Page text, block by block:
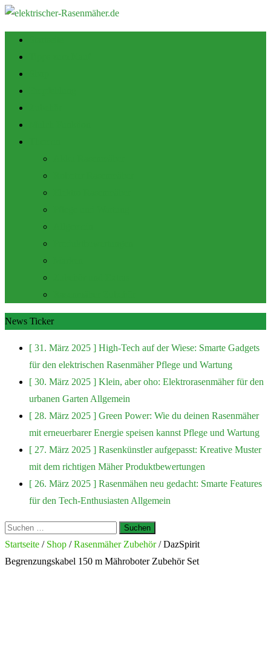
News Ticker
[ 31. März 2025 ] High-Tech auf der Wiese: Smarte Gadgets
für den elektrischen RasenmäherPflege und Wartung
[ 30. März 2025 ] Klein, aber oho: Elektrorasenmäher für den
urbanen Garten Allgemein
[ 28. März 2025 ] Green Power: Wie du deinen Rasenmäher
mit erneuerbarer Energie speisen kannst Pflege und Wartung
[ 27. März 2025 ] Rasenkünstler aufgepasst: Kreative Muster
mit dem richtigen MäherProduktbewertungen
[ 26. März 2025 ] Rasenmähen neu gedacht: Smarte Features
für den Tech-Enthusiasten Allgemein
Suchen
nach:
Startseite / Shop /Rasenmäher Zubehör/ DazSpirit
Begrenzungskabel 150 m Mähroboter Zubehör Set